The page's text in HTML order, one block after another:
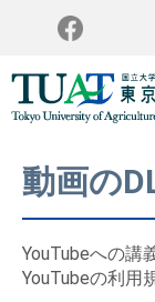
動画の
YouTubeへの講
YouTubeの利用